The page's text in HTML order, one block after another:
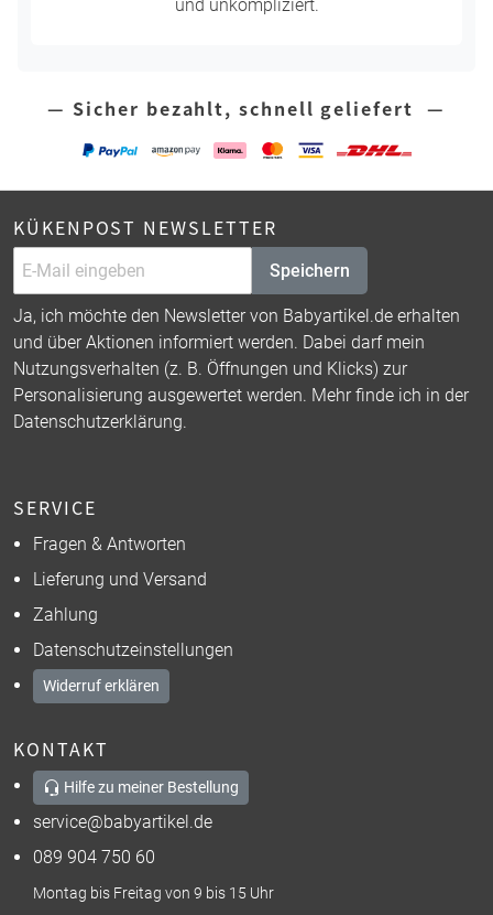
und unkompliziert.
— Sicher bezahlt, schnell geliefert —
KÜKENPOST NEWSLETTER
Speichern
Ja, ich möchte den Newsletter von Babyartikel.de erhalten
und über Aktionen informiert werden. Dabei darf mein
Nutzungsverhalten (z. B. Öffnungen und Klicks) zur
Personalisierung ausgewertet werden. Mehr finde ich in der
Datenschutzerklärung.
SERVICE
Fragen & Antworten
Lieferung und Versand
Zahlung
Datenschutzeinstellungen
Widerruf erklären
KONTAKT
Hilfe zu meiner Bestellung
service@babyartikel.de
089 904 750 60
Montag bis Freitag von 9 bis 15 Uhr